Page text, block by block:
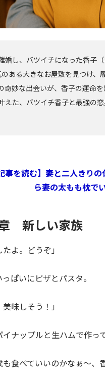
婚し、バツイチになった香子
ある大きなお屋敷を見つけ
奇妙な出会いが、香子の運命
えた、バツイチ香子と最強の
事を読む】妻と二人きり
ら妻の太もも枕で
新しい家族
たよ。どうぞ」
ぱいにピザとパスタ。
美味しそう！」
イナップルと生ハムで作
も食べていいのかなぁ～、